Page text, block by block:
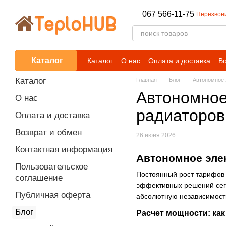
067 566-11-75
Каталог Каталог О нас Оплата и доставка
Блог
Главная Блог Автономное
радиаторов
26 июня 2026
Автономное
Постоянный рост тарифов
эффективных решений
абсолютную
Расчет мощности:
Каталог
О нас
Оплата и доставка
Возврат и обмен
Контактная информация
Пользовательское
соглашение
Публичная оферта
Блог